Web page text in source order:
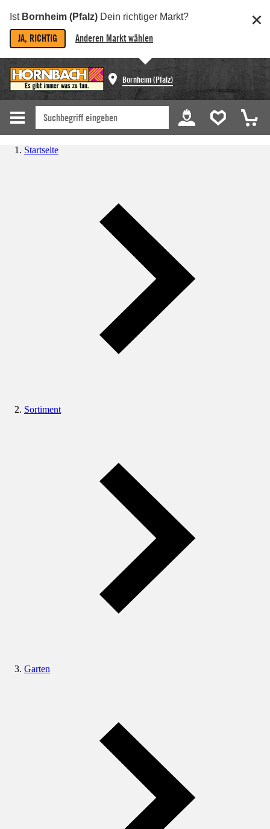
Ist Bornheim (Pfalz) Dein richtiger Markt?
JA, RICHTIG Anderen Markt wählen
Bornheim (Pfalz)
Startseite
Sortiment
Garten